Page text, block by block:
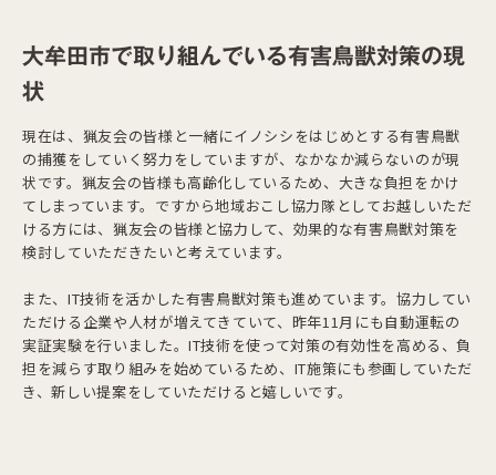
大牟田市で取り組んでいる有害鳥獣対策の現
状
現在は、猟友会の皆様と一緒にイノシシをはじめとする有害鳥獣
の捕獲をしていく努力をしていますが、なかなか減らないのが現
状です。猟友会の皆様も高齢化しているため、大きな負担をかけ
てしまっています。ですから地域おこし協力隊としてお越しいただ
ける方には、猟友会の皆様と協力して、効果的な有害鳥獣対策を
検討していただきたいと考えています。
また、IT技術を活かした有害鳥獣対策も進めています。協力してい
ただける企業や人材が増えてきていて、昨年11月にも自動運転の
実証実験を行いました。IT技術を使って対策の有効性を高める、負
担を減らす取り組みを始めているため、IT施策にも参画していただ
き、新しい提案をしていただけると嬉しいです。